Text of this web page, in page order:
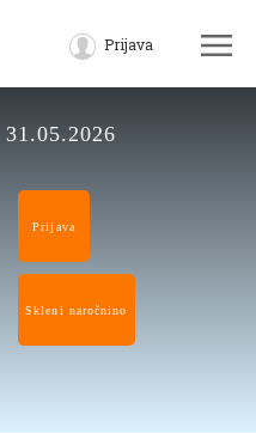
Prijava
31.05.2026
Prijava
Skleni naročnino